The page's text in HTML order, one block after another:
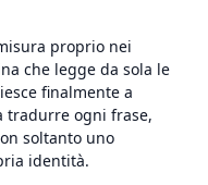
proprio nei
che legge da sola le
finalmente a
tradurre ogni frase,
soltanto uno
identità.